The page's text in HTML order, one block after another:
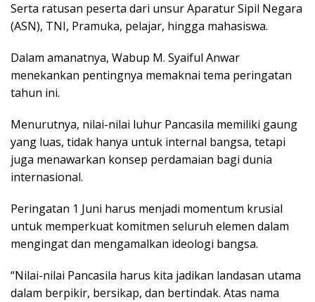
Serta ratusan peserta dari unsur Aparatur Sipil Negara
(ASN), TNI, Pramuka, pelajar, hingga mahasiswa.
Dalam amanatnya, Wabup M. Syaiful Anwar
menekankan pentingnya memaknai tema peringatan
tahun ini.
Menurutnya, nilai-nilai luhur Pancasila memiliki gaung
yang luas, tidak hanya untuk internal bangsa, tetapi
juga menawarkan konsep perdamaian bagi dunia
internasional.
Peringatan 1 Juni harus menjadi momentum krusial
untuk memperkuat komitmen seluruh elemen dalam
mengingat dan mengamalkan ideologi bangsa.
“Nilai-nilai Pancasila harus kita jadikan landasan utama
dalam berpikir, bersikap, dan bertindak. Atas nama